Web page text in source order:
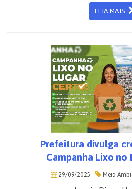
LEIA MAIS
Prefeitura divulga
Campanha Lixo
29/09/2025 Meio